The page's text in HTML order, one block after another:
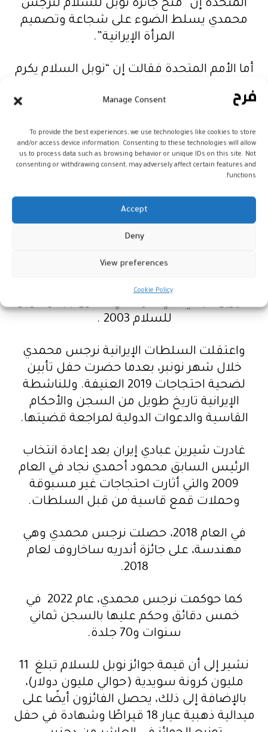
Manage Consent
To provide the best experiences, we use technologies like cookies to store
and/or access device information. Consenting to these technologies will allow
us to process data such as browsing behavior or unique IDs on this site. Not
consenting or withdrawing consent, may adversely affect certain features and
functions.
Accept
Deny
View preferences
Cookie Policy
المتحدة إن “منح جائزة نوبل للسلام لنرجس
محمدي يسلط الضوء على شجاعة وتصميم
المرأة الإيرانية”.
أما الأمم المتحدة فقالت إن “نوبل السلام يكرم
مركز المدافعين عن حقوق الإنسان المحظور
في إيران. كانت مقربة من الإيرانية شيرين عبادي
الحائزة على جائزة نوبل للسلام، والتي أسست
مجال حقوق الإنسان، وهي تدافع عن حقوق
تعد نائبة رئيسة مركز المدافعين عن حقوق
الإنسان، المنظمة غير الحكومية التي ترأسها
شيرين عبادي التي فازت هي الأخرى بجائزة نوبل
للسلام 2003 .
واعتقلت السلطات الإيرانية نرجس محمدي
خلال شهر نونبر، بعدما حضرت حفل تأبين
لضحية احتجاجات 2019 العنيفة. وللناشطة
الإيرانية تاريخ طويل من السجن والأحكام
القاسية والدعوات الدولية لمراجعة قضيتها.
غادرت شيرين عبادي إيران بعد إعادة انتخاب
الرئيس السابق محمود أحمدي نجاد في العام
2009 والتي أثارت احتجاجات غير مسبوقة
وحملات قمع قاسية من قبل السلطات.
في العام 2018، حصلت نرجس محمدي وهي
مهندسة، على جائزة أندريه ساخاروف لعام
2018.
كما حوكمت نرجس محمدي، عام 2022 في
خمس دقائق وحكم عليها بالسجن ثماني
سنوات و70 جلدة.
نشير إلى أن قيمة جوائز نوبل للسلام تبلغ 11
مليون كرونة سويدية (حوالي مليون دولار)،
بالإضافة إلى ذلك، يحصل الفائزون أيضًا على
ميدالية ذهبية عيار 18 قيراطًا وشهادة في حفل